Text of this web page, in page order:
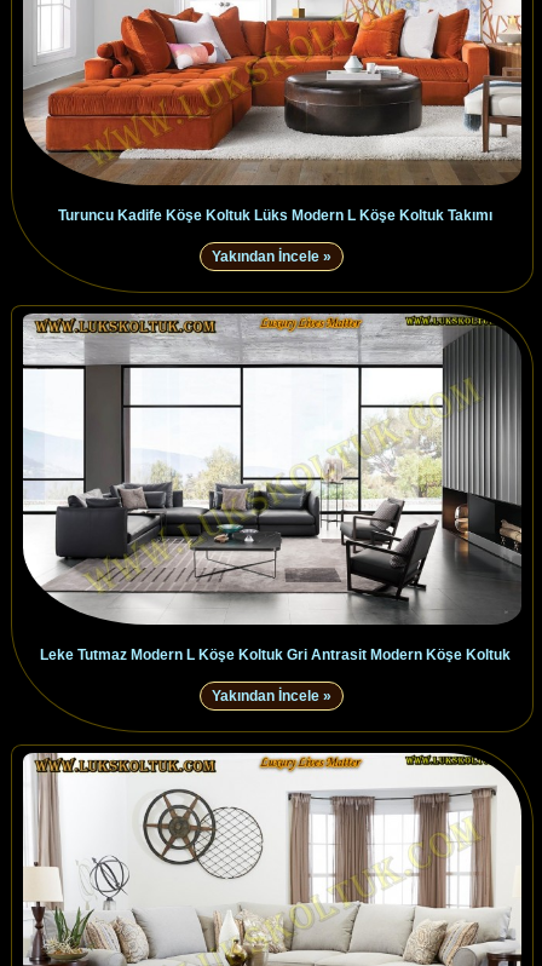
Turuncu Kadife Köşe Koltuk Lüks Modern L Köşe Koltuk Takımı
Yakından İncele »
Leke Tutmaz Modern L Köşe Koltuk Gri Antrasit Modern Köşe Koltuk
Yakından İncele »